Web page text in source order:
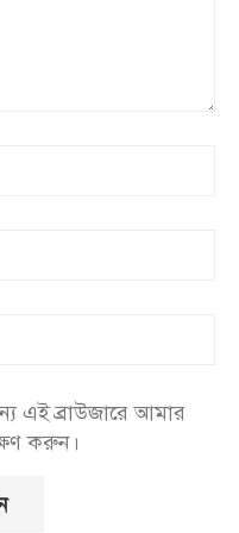
এই ব্রাউজারে আমার
করুন।